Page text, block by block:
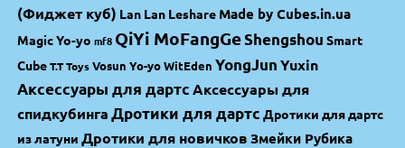
(Фиджет куб) Lan Lan Leshare Made by Cubes.in.ua
Magic Yo-yo mf8 QiYi MoFangGeShengshou Smart
Cube T.T Toys Vosun Yo-yoWitEden YongJun Yuxin
Аксессуары для дартс Аксессуары для
спидкубинга Дротики для дартс Дротики для дартс
из латуни Дротики для новичков Змейки Рубика